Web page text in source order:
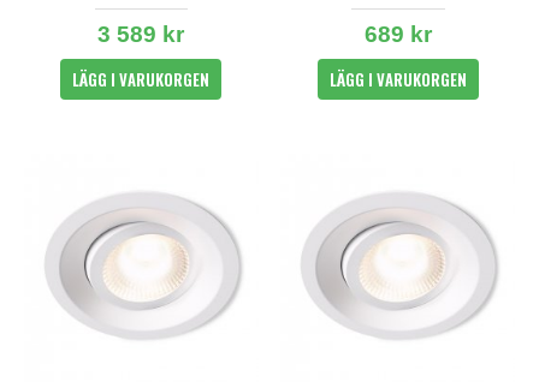
3 589 kr
LÄGG I VARUKORGEN
689 kr
LÄGG I VARUKORGEN